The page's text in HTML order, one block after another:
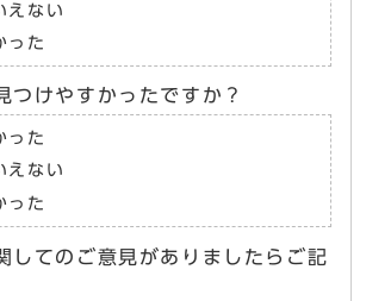
えない
った
つけやすかったですか？
った
えない
った
してのご意見がありましたらご記